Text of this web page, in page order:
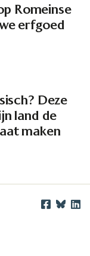
Romeinse
erfgoed
Deze
land de
maken